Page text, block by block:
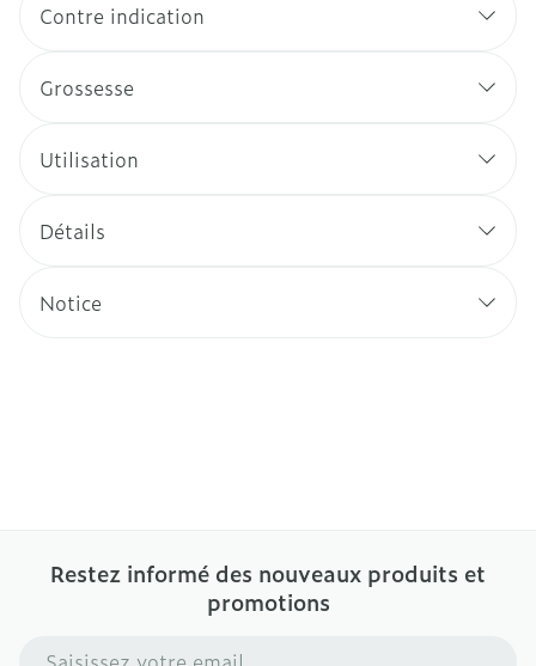
Contre indication
Grossesse
Utilisation
Détails
Notice
Restez informé des nouveaux produits et
promotions
Adresse mail